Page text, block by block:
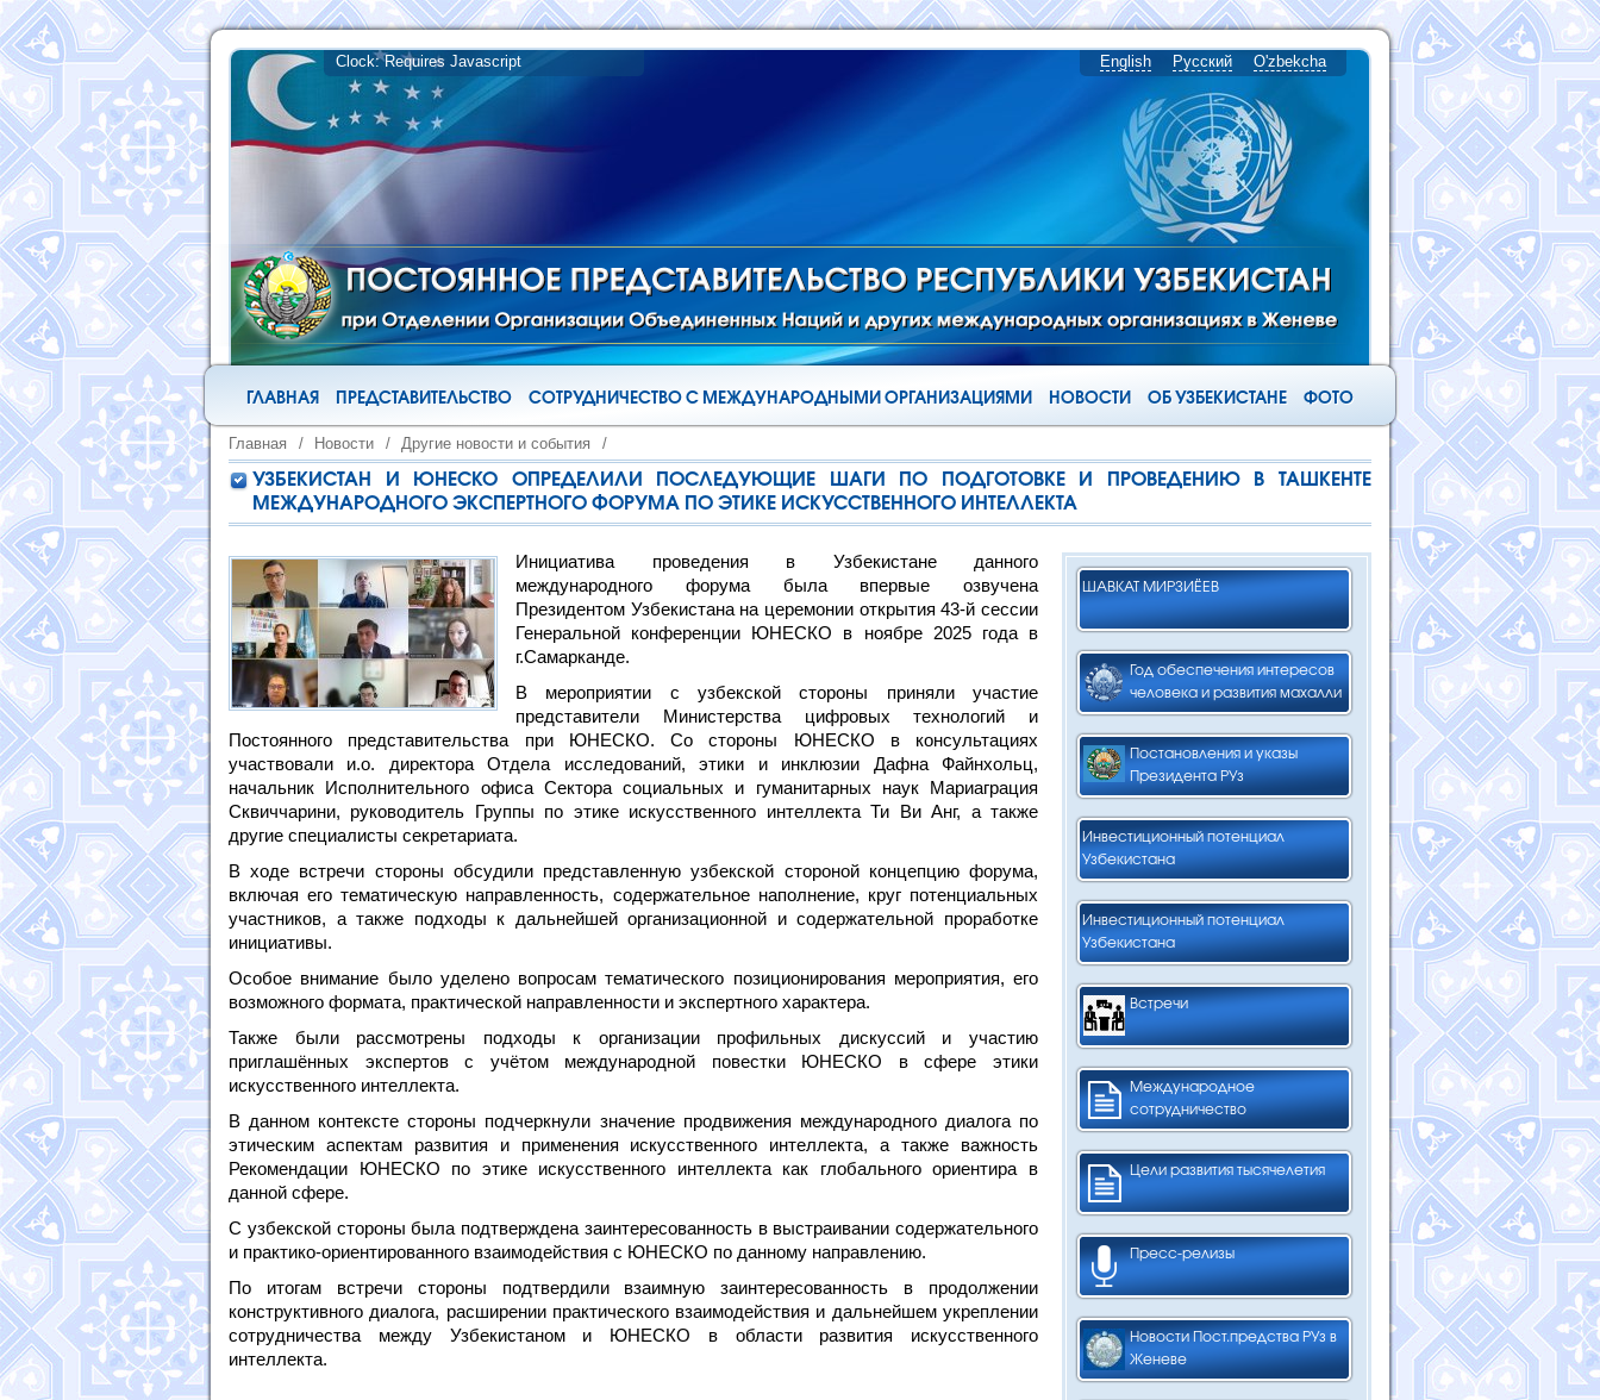
English Русский O'zbekcha
ГЛАВНАЯ ПРЕДСТАВИТЕЛЬСТВО СОТРУДНИЧЕСТВО С МЕЖДУНАРОДНЫМИ ОРГАНИЗАЦИЯМИ НОВОСТИ ОБ УЗБЕКИСТАНЕ ФОТО
Главная / Новости / Другие новости и события /
УЗБЕКИСТАН И ЮНЕСКО ОПРЕДЕЛИЛИ ПОСЛЕДУЮЩИЕ ШАГИ ПО ПОДГОТОВКЕ И ПРОВЕДЕНИЮ В ТАШКЕНТЕ
МЕЖДУНАРОДНОГО ЭКСПЕРТНОГО ФОРУМА ПО ЭТИКЕ ИСКУССТВЕННОГО ИНТЕЛЛЕКТА
ШАВКАТ МИРЗИЁЕВ
Год обеспечения интересов
человека и развития махалли
Постановления и указы
Президента РУз
Инвестиционный потенциал
Узбекистана
Инвестиционный потенциал
Узбекистана
Встречи
Международное
сотрудничество
Цели развития тысячелетия
Пресс-релизы
Новости Пост.предства РУз в
Женеве
Инициатива проведения в Узбекистане данного
международного форума была впервые озвучена
Президентом Узбекистана на церемонии открытия 43-й сессии
Генеральной конференции ЮНЕСКО в ноябре 2025 года в
г.Самарканде.
В мероприятии с узбекской стороны приняли участие
представители Министерства цифровых технологий и
Постоянного представительства при ЮНЕСКО. Со стороны ЮНЕСКО в консультациях
участвовали и.о. директора Отдела исследований, этики и инклюзии Дафна Файнхольц,
начальник Исполнительного офиса Сектора социальных и гуманитарных наук Мариаграция
Сквиччарини, руководитель Группы по этике искусственного интеллекта Ти Ви Анг, а также
другие специалисты секретариата.
В ходе встречи стороны обсудили представленную узбекской стороной концепцию форума,
включая его тематическую направленность, содержательное наполнение, круг потенциальных
участников, а также подходы к дальнейшей организационной и содержательной проработке
инициативы.
Особое внимание было уделено вопросам тематического позиционирования мероприятия, его
возможного формата, практической направленности и экспертного характера.
Также были рассмотрены подходы к организации профильных дискуссий и участию
приглашённых экспертов с учётом международной повестки ЮНЕСКО в сфере этики
искусственного интеллекта.
В данном контексте стороны подчеркнули значение продвижения международного диалога по
этическим аспектам развития и применения искусственного интеллекта, а также важность
Рекомендации ЮНЕСКО по этике искусственного интеллекта как глобального ориентира в
данной сфере.
С узбекской стороны была подтверждена заинтересованность в выстраивании содержательного
и практико-ориентированного взаимодействия с ЮНЕСКО по данному направлению.
По итогам встречи стороны подтвердили взаимную заинтересованность в продолжении
конструктивного диалога, расширении практического взаимодействия и дальнейшем укреплении
сотрудничества между Узбекистаном и ЮНЕСКО в области развития искусственного
интеллекта.